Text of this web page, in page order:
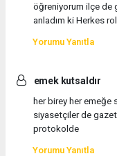
öğreniyorum ilçe de
anladım ki Herkes
Yorumu Yanıtla
emek kutsaldır
her birey her emeğe
siyasetçiler de
protokolde
Yorumu Yanıtla